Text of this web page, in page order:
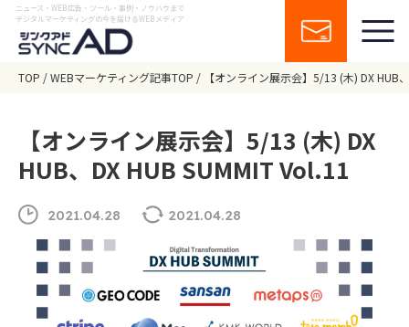
ニュース・WEB広告・ツール・事例・ノウハウまで
デジタルマーケティングの今を届けるWEBメディア
TOP WEBマーケティング記事TOP 【オンライン展示会】5/13 (木) DX HUB
【オンライン展示会】5/13 (木) DX
HUB、DX HUB SUMMIT Vol.11
2021.04.28 2021.04.28